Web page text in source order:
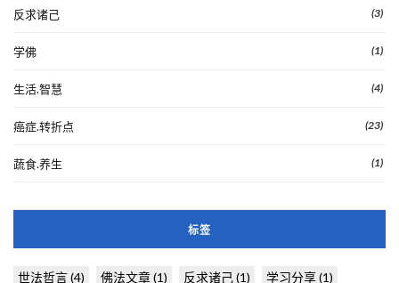
反求诸己 (3)
学佛 (1)
生活.智慧 (4)
癌症.转折点 (23)
蔬食.养生 (1)
标签
世法哲言(4) 佛法文章(1) 反求诸己(1) 学习分享(1)